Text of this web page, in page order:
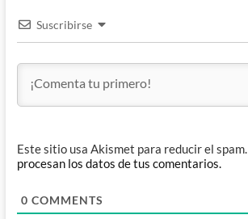
Suscribirse
Este sitio usa Akismet para reducir el spam.
procesan los datos de tus comentarios.
0 COMMENTS